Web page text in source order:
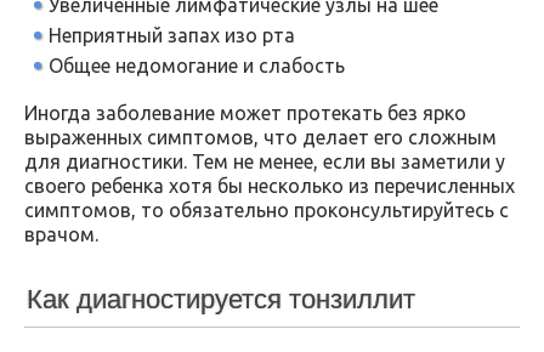
Увеличенные лимфатические узлы на шее
Неприятный запах изо рта
Общее недомогание и слабость
Иногда заболевание может протекать без ярко
выраженных симптомов, что делает его сложным
для диагностики. Тем не менее, если вы заметили у
своего ребенка хотя бы несколько из перечисленных
симптомов, то обязательно проконсультируйтесь с
врачом.
Как диагностируется тонзиллит